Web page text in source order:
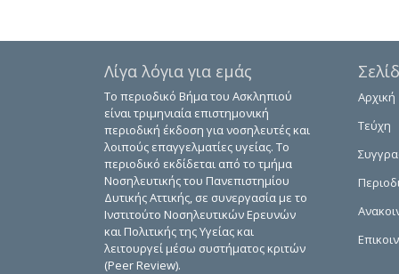
Λίγα λόγια για εμάς
Το περιοδικό Βήμα του Ασκληπιού
είναι τριμηνιαία επιστημονική
περιοδική έκδοση για νοσηλευτές και
λοιπούς επαγγελματίες υγείας. Το
περιοδικό εκδίδεται από το τμήμα
Νοσηλευτικής του Πανεπιστημίου
Δυτικής Αττικής, σε συνεργασία με το
Ινστιτούτο Νοσηλευτικών Ερευνών
και Πολιτικής της Υγείας και
λειτουργεί μέσω συστήματος κριτών
(Peer Review).
Αρχική
Τεύχη